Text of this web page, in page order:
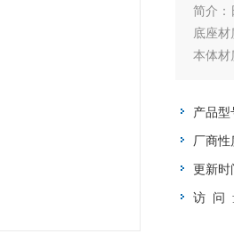
简介：
底座材
本体材
耐药
品，获
产品型
厂商性
更新时
访 问